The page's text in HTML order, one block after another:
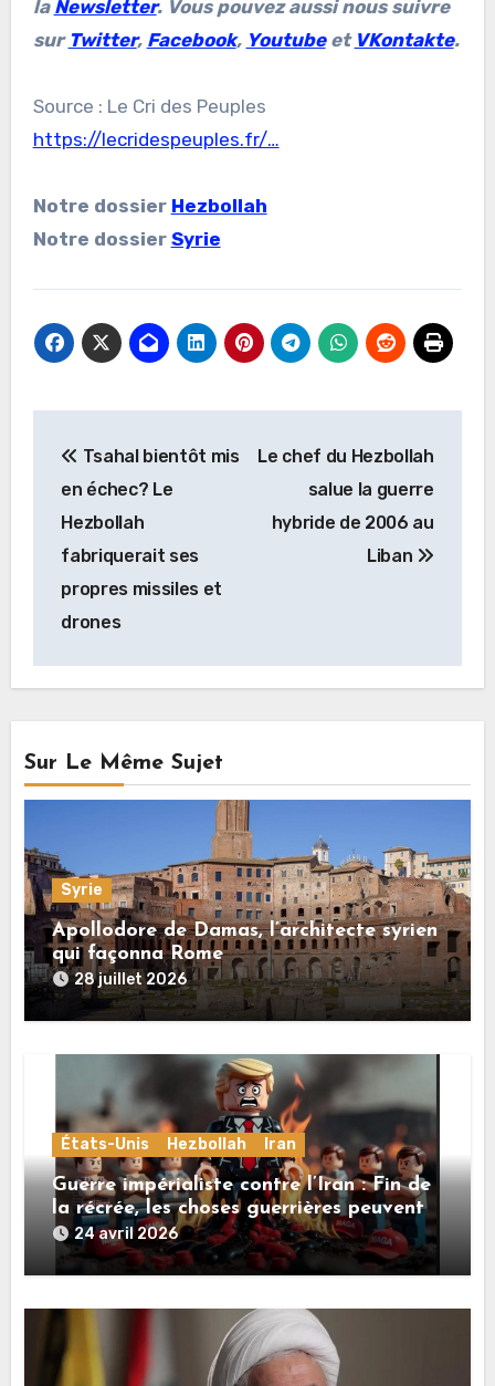
la Newsletter. Vous pouvez aussi nous suivre
sur Twitter, Facebook, Youtubeet VKontakte.
Source : Le Cri des Peuples
https://lecridespeuples.fr/…
Notre dossier Hezbollah
Notre dossier Syrie
de
l’article
Tsahal bientôt mis
en échec? Le
Hezbollah
fabriquerait ses
propres missiles et
drones
Le chef du Hezbollah
salue la guerre
hybride de 2006 au
Liban
Sur Le Même Sujet
Syrie
Apollodore de Damas, l’architecte syrien
qui façonna Rome
28 juillet 2026
États-Unis Hezbollah Iran
Guerre impérialiste contre l’Iran : Fin de
la récrée, les choses guerrières peuvent
reprendre
24 avril 2026